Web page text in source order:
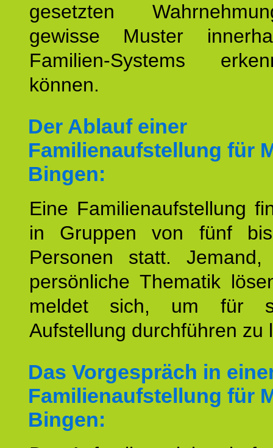
gesetzten
gewisse Muster
Familien-Systems
können.
Der Ablauf einer
Familienaufstellung für
Bingen:
Eine Familienaufstellung
in Gruppen von fünf
Personen statt.
persönliche Thematik
meldet sich, um für
Aufstellung durchführen zu
Das Vorgespräch in
Familienaufstellung für
Bingen: